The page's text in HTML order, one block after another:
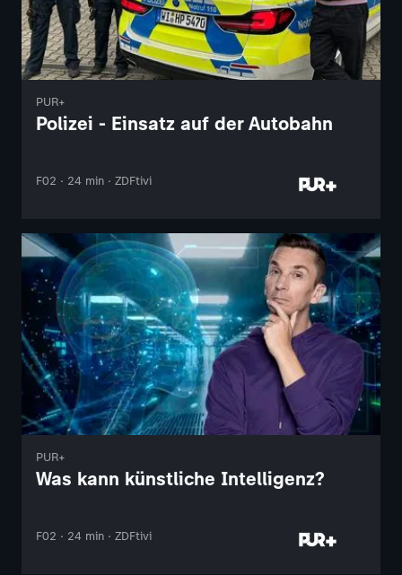
PUR+
Polizei - Einsatz auf der Autobahn
F02 · 24 min · ZDFtivi
PUR+
Was kann künstliche Intelligenz?
F02 · 24 min · ZDFtivi